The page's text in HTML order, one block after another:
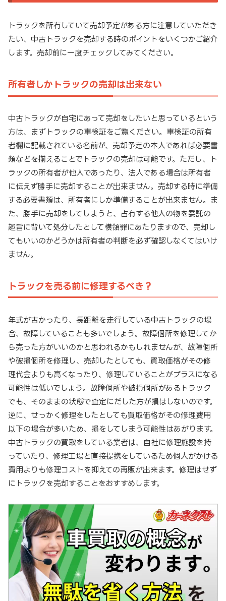
トラックを所有していて売却予定がある方に注意していただき
たい、中古トラックを売却する時のポイントをいくつかご紹介
します。売却前に一度チェックしてみてください。
所有者しかトラックの売却は出来ない
中古トラックが自宅にあって売却をしたいと思っているという
方は、まずトラックの車検証をご覧ください。車検証の所有
者欄に記載されている名前が、売却予定の本人であれば必要書
類などを揃えることでトラックの売却は可能です。ただし、ト
ラックの所有者が他人であったり、法人である場合は所有者
に伝えず勝手に売却することが出来ません。売却する時に準備
する必要書類は、所有者にしか準備することが出来ません。ま
た、勝手に売却をしてしまうと、占有する他人の物を委託の
趣旨に背いて処分したとして横領罪にあたりますので、売却し
てもいいのかどうかは所有者の判断を必ず確認しなくてはいけ
ません。
トラックを売る前に修理するべき？
年式が古かったり、長距離を走行している中古トラックの場
合、故障していることも多いでしょう。故障個所を修理してか
ら売った方がいいのかと思われるかもしれませんが、故障個所
や破損個所を修理し、売却したとしても、買取価格がその修
理代金よりも高くなったり、修理していることがプラスになる
可能性は低いでしょう。故障個所や破損個所があるトラック
でも、そのままの状態で査定にだした方が損はしないのです。
逆に、せっかく修理をしたとしても買取価格がその修理費用
以下の場合が多いため、損をしてしまう可能性はあがります。
中古トラックの買取をしている業者は、自社に修理施設を持
っていたり、修理工場と直接提携をしているため個人がかける
費用よりも修理コストを抑えての再販が出来ます。修理はせず
にトラックを売却することをおすすめします。